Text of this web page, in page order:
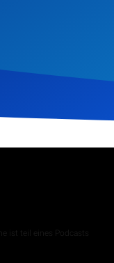
ist teil eines Podcasts